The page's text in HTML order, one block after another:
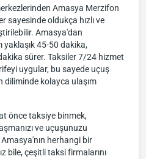
Amasya Merzifon
sayesinde oldukça hızlı ve
Amasya'dan
yaklaşık 45-50 dakika,
sürer. Taksiler 7/24 hizmet
uygular, bu sayede uçuş
kolayca ulaşım
önce taksiye binmek,
ve uçuşunuzu
Amasya'nın herhangi bir
bile, çeşitli taksi firmalarını